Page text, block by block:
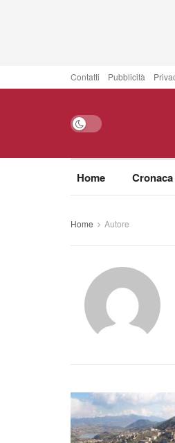
Contatti Pubblicità
Home Cronaca
Home Autore